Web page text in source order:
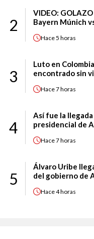
2
VIDEO:
Bayern Múnich
Hace5 horas
3
Luto en
encontrado sin
Hace7 horas
4
Así fue la llegada
presidencial de
Hace7 horas
5
Álvaro Uribe
del gobierno de
Hace4 horas